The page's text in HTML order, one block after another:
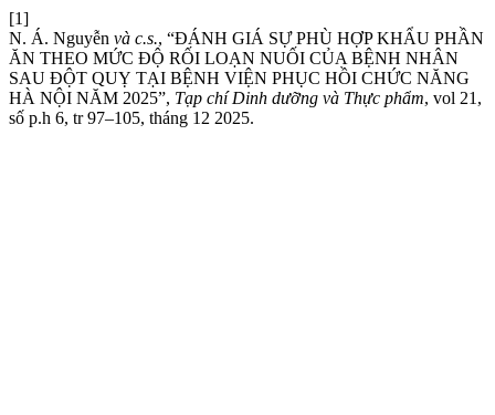
[1]
N. Á. Nguyễn và c.s., “ĐÁNH GIÁ SỰ PHÙ HỢP KHẨU PHẦN
ĂN THEO MỨC ĐỘ RỐI LOẠN NUỐI CỦA BỆNH NHÂN
SAU ĐỘT QUỴ TẠI BỆNH VIỆN PHỤC HỒI CHỨC NĂNG
HÀ NỘI NĂM 2025”, Tạp chí Dinh dưỡng và Thực phẩm, vol 21,
số p.h 6, tr 97–105, tháng 12 2025.